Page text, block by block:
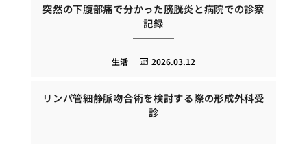
突然の下腹部痛で分かった膀胱炎と病院での診察
記録
2026.03.12
生活
リンパ管細静脈吻合術を検討する際の形成外科受
診